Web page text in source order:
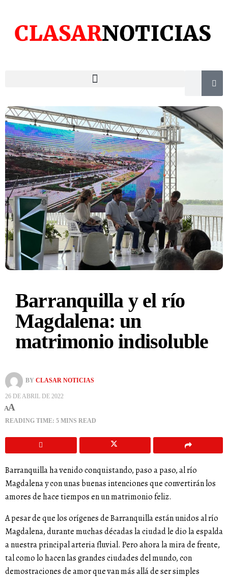
Barranquilla y el río
Magdalena: un
matrimonio indisoluble
BY CLASAR NOTICIAS
26 DE ABRIL DE 2022
AA
READING TIME: 5 MINS READ
Barranquilla ha venido conquistando, paso a paso, al río
Magdalena y con unas buenas intenciones que convertirán los
amores de hace tiempos en un matrimonio feliz.
A pesar de que los orígenes de Barranquilla están unidos al río
Magdalena, durante muchas décadas la ciudad le dio la espalda
a nuestra principal arteria fluvial. Pero ahora la mira de frente,
tal como lo hacen las grandes ciudades del mundo, con
demostraciones de amor que van más allá de ser simples